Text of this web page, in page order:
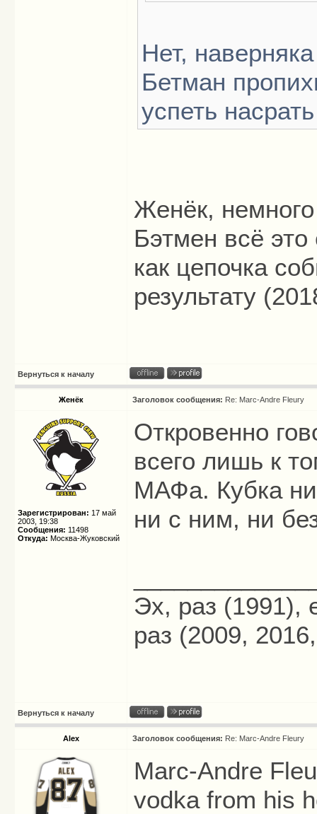
Нет,
Бетман
успеть
Женёк,
Бэтмен всё
как цепочка
результату
Вернуться к началу
Женёк Заголовок сообщения: Re: Marc-Andre Fleury
Зарегистрирован: 17 май
2003, 19:38
Сообщения: 11498
Откуда: Москва-Жуковский
Откровенно
всего лишь к
МАФа. Кубка
ни с ним, ни
Эх, раз (1991),
раз (2009,
Вернуться к началу
Alex Заголовок сообщения: Re: Marc-Andre Fleury
Marc-Andre
vodka from his